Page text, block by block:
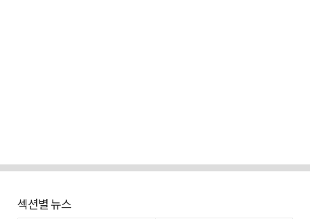
섹션별 뉴스